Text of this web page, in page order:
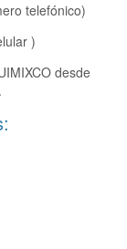
telefónico)
)
desde